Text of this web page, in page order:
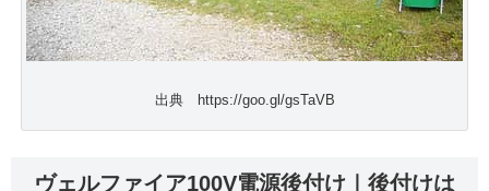
出典 https://goo.gl/gsTaVB
ヴェルファイア100V電源後付け｜後付けは